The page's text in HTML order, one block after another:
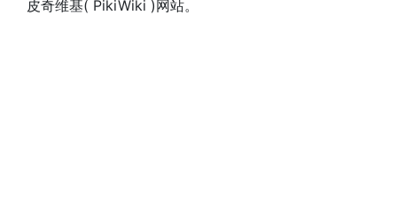
皮奇维基( PikiWiki )网站。